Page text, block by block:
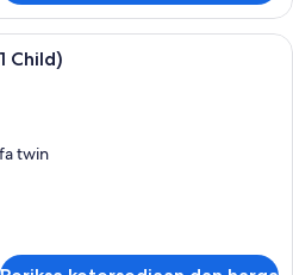
Child)
twin